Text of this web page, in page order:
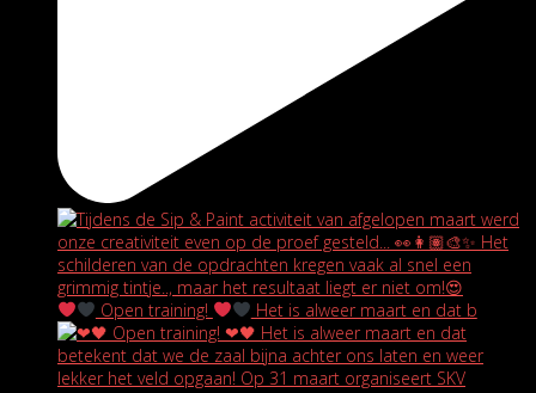
Open training! Het is alweer maart en dat b